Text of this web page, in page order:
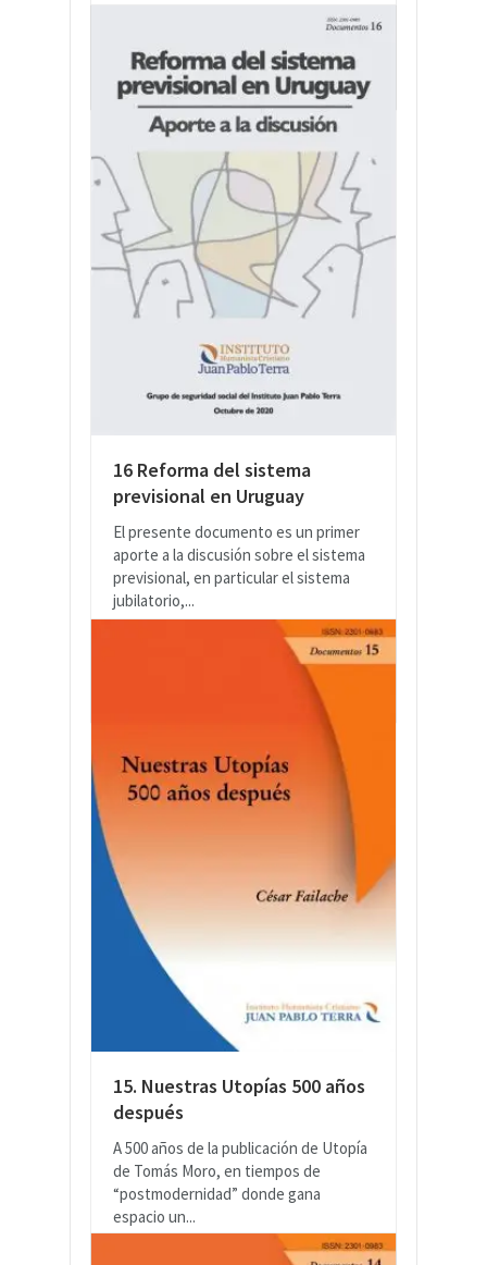
LEER MÁS
16 Reforma del sistema
previsional en Uruguay
El presente documento es un primer
aporte a la discusión sobre el sistema
previsional, en particular el sistema
jubilatorio,...
15. Nuestras Utopías 500 años
después
A 500 años de la publicación de Utopía
de Tomás Moro, en tiempos de
“postmodernidad” donde gana
espacio un...